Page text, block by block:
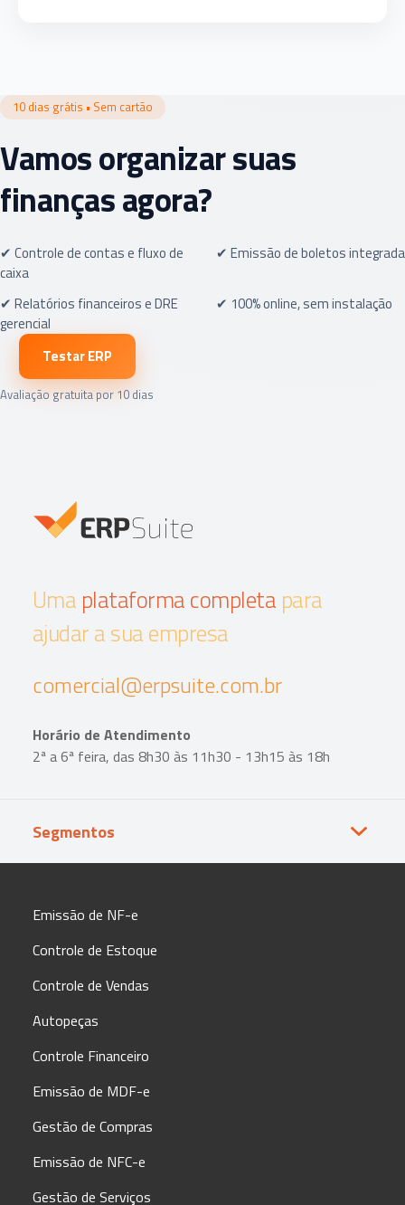
10 dias grátis • Sem cartão
Vamos organizar suas
finanças agora?
✔ Controle de contas e fluxo de
caixa
✔ Emissão de boletos integrada
✔ Relatórios financeiros e DRE
gerencial
✔ 100% online, sem instalação
Testar ERP
Avaliação gratuita por 10 dias
Uma plataforma completa para
ajudar a sua empresa
comercial@erpsuite.com.br
Horário de Atendimento
2ª a 6ª feira, das 8h30 às 11h30 - 13h15 às 18h
Segmentos
Emissão de NF-e
Controle de Estoque
Controle de Vendas
Autopeças
Controle Financeiro
Emissão de MDF-e
Gestão de Compras
Emissão de NFC-e
Gestão de Serviços